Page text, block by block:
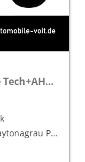
Sportback NEU TFSI quattro S line Tech+AHK+Alu19+LEDplus+KlimaPlus+ExtSchwarz
[6Y6Y] Daytonagrau Perleffekt